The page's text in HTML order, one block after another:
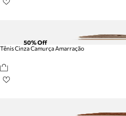
50% Off
Tênis Cinza Camurça Amarração